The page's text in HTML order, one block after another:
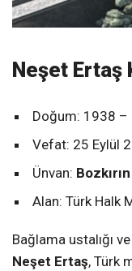
Neşet Ertaş
Doğum: 1938 –
Vefat: 25 Eylül
Ünvan:
Alan: Türk Halk
Bağlama ustalığı
Neşet Ertaş, Türk